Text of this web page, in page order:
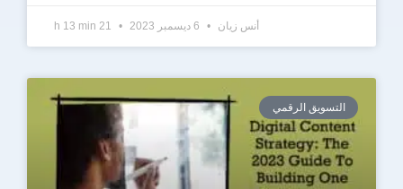
أنس زيان
التسويق الرقمي